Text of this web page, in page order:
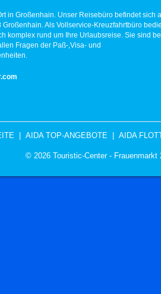
in Großenhain. Unser Reisebüro befindet sich
Großenhain. Als Vollservice-Kreuzfahrtbüro
komplex rund um Ihre Urlaubsreise. Sie sind
Fragen der Paß-,Visa- und
| AIDA TOP-ANGEBOTE| AIDA
© 2026 Touristic-Center -